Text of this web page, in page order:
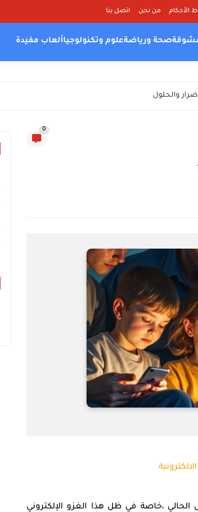
الأحكام من نحن اتصل بنا
صحة ورياضةعلوم وتكنولوجياألعاب مفيدة
والحلول
0
الحالي ،خاصة في ظل هذا الغزو الإلكتروني